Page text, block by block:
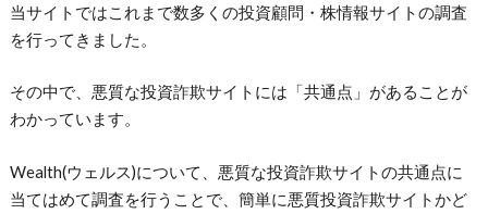
当サイトではこれまで数多くの投資顧問・株情報サイトの調査
を行ってきました。
その中で、悪質な投資詐欺サイトには「共通点」があることが
わかっています。
Wealth(ウェルス)について、悪質な投資詐欺サイトの共通点に
当てはめて調査を行うことで、簡単に悪質投資詐欺サイトかど